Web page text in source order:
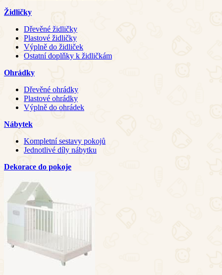
Židličky
Dřevěné židličky
Plastové židličky
Výplně do židliček
Ostatní doplňky k židličkám
Ohrádky
Dřevěné ohrádky
Plastové ohrádky
Výplně do ohrádek
Nábytek
Kompletní sestavy pokojů
Jednotlivé díly nábytku
Dekorace do pokoje